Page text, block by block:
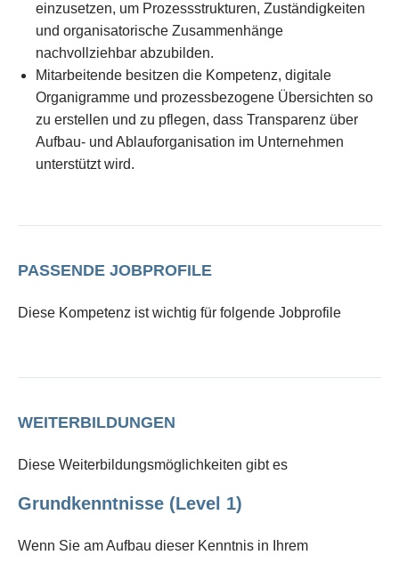
einzusetzen, um Prozessstrukturen, Zuständigkeiten
und organisatorische Zusammenhänge
nachvollziehbar abzubilden.
Mitarbeitende besitzen die Kompetenz, digitale
Organigramme und prozessbezogene Übersichten so
zu erstellen und zu pflegen, dass Transparenz über
Aufbau- und Ablauforganisation im Unternehmen
unterstützt wird.
PASSENDE JOBPROFILE
Diese Kompetenz ist wichtig für folgende Jobprofile
WEITERBILDUNGEN
Diese Weiterbildungsmöglichkeiten gibt es
Grundkenntnisse (Level 1)
Wenn Sie am Aufbau dieser Kenntnis in Ihrem